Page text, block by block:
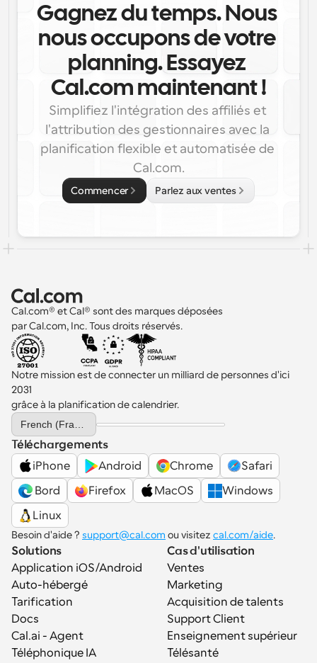
Gagnez du temps. Nous
nous occupons de votre
planning. Essayez
Cal.com maintenant !
Simplifiez l'intégration des affiliés et
l'attribution des gestionnaires avec la
planification flexible et automatisée de
Cal.com.
Commencer Parlez aux ventes
Cal.com® et Cal® sont des marques déposées
par Cal.com, Inc. Tous droits réservés.
Notre mission est de connecter un milliard de personnes d'ici
2031
grâce à la planification de calendrier.
Select Language
Téléchargements
iPhone
Android Chrome
Safari
Bord
Firefox MacOS
Windows
Linux
Besoin d'aide ? support@cal.com ou visitez cal.com/aide.
Solutions
Application iOS/Android
Auto-hébergé
Tarification
Docs
Cal.ai - Agent
Téléphonique IA
Cas d'utilisation
Ventes
Marketing
Acquisition de talents
Support Client
Enseignement supérieur
Télésanté